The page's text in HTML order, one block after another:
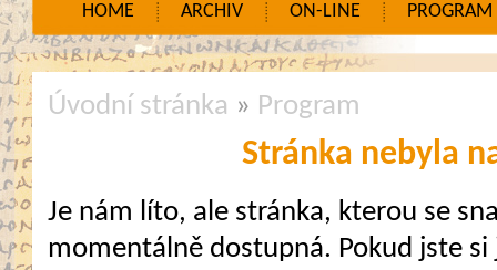
HOME ARCHIV ON-LINE PROGRAM
Úvodní stránka » Program
Stránka nebyla
Je nám líto, ale stránka, kterou se
momentálně dostupná. Pokud jste